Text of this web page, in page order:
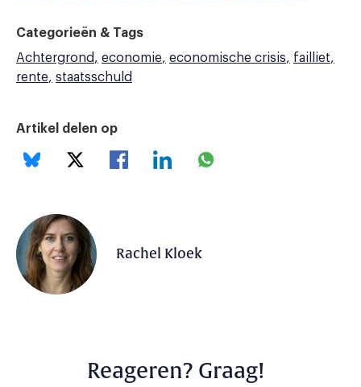
Categorieën & Tags
Achtergrond
economie economische crisis
failliet
rente
staatsschuld
Artikel delen op
Rachel Kloek
Reageren? Graag!